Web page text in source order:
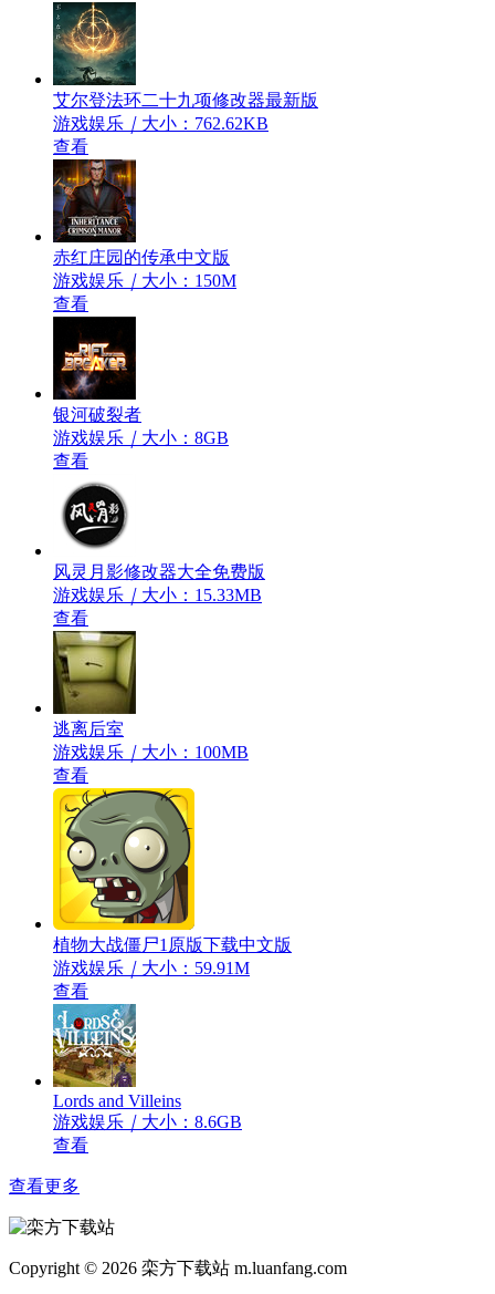
艾尔登法环二十九项修改器最新版
游戏娱乐 ｜ 大小：762.62KB
查看
赤红庄园的传承中文版
游戏娱乐 ｜ 大小：150M
查看
银河破裂者
游戏娱乐 ｜ 大小：8GB
查看
风灵月影修改器大全免费版
游戏娱乐 ｜ 大小：15.33MB
查看
逃离后室
游戏娱乐 ｜ 大小：100MB
查看
植物大战僵尸1原版下载中文版
游戏娱乐 ｜ 大小：59.91M
查看
Lords and Villeins
游戏娱乐 ｜ 大小：8.6GB
查看
查看更多
Copyright © 2026 栾方下载站 m.luanfang.com